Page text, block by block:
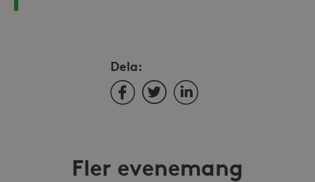
Dela:
FacebookTwitterLinkedIn
Fler evenemang